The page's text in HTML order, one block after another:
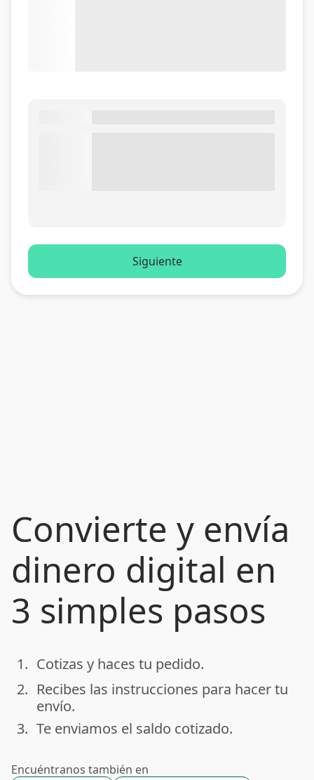
Convierte y envía
dinero digital en
3 simples pasos
done
1. Cotizas y haces tu pedido.
done
2. Recibes las instrucciones para hacer tu
envío.
done
3. Te enviamos el saldo cotizado.
Encuéntranos también en
Siguiente